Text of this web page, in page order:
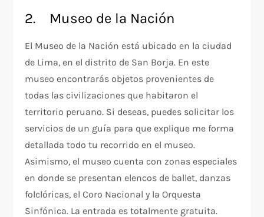
2. Museo de la Nación
El Museo de la Nación está ubicado en la ciudad
de Lima, en el distrito de San Borja. En este
museo encontrarás objetos provenientes de
todas las civilizaciones que habitaron el
territorio peruano. Si deseas, puedes solicitar los
servicios de un guía para que explique me forma
detallada todo tu recorrido en el museo.
Asimismo, el museo cuenta con zonas especiales
en donde se presentan elencos de ballet, danzas
folclóricas, el Coro Nacional y la Orquesta
Sinfónica. La entrada es totalmente gratuita.